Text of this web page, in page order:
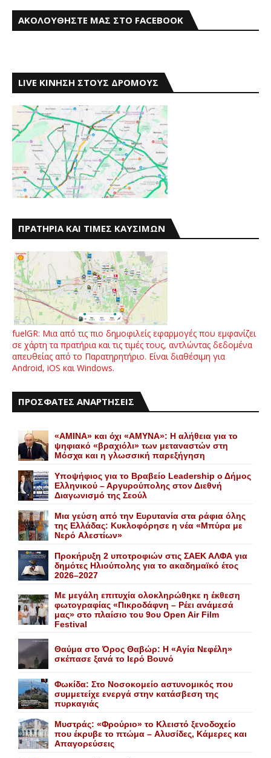
ΑΚΟΛΟΥΘΗΣΤΕ ΜΑΣ ΣΤΟ FACEBOOK
LIVE ΚΙΝΗΣΗ ΣΤΟΥΣ ΔΡΟΜΟΥΣ
ΠΡΑΤΗΡΙΑ ΚΑΙ ΤΙΜΕΣ ΚΑΥΣΙΜΩΝ
fuelGR: Μια από τις πιο δημοφιλείς εφαρμογές που εμφανίζει
σε χάρτη τα πρατήρια και τις τιμές τους, αντλώντας δεδομένα
απευθείας από το Παρατηρητήριο. Είναι διαθέσιμη για
Android, iOS και Windows.
ΠΡΟΣΦΑΤΕΣ ΑΝΑΡΤΗΣΕΙΣ
«AMINA» και όχι «ΑΜΥΝΑ»: Η αλήθεια για το
ψηφιακό «βραχιόλι» των μεταναστών στη
Μόσχα και η γλωσσική παρεξήγηση
Yποψήφιος για το Bραβείο Leadership ο Δήμος
Ελληνικού – Αργυρούπολης στον Διεθνή
Διαγωνισμό της Σεούλ
Mια γεύση από την Eυρυτανία στα ράφια όλης
της Ελλάδας: Κυκλοφόρησε η νέα «Μπύρα με
Nερό Aλεστίων»
Προκήρυξη 2 υποτροφιών στις ΣΑΕΚ ΑΛΦΑ για
δημότες Ηλιούπολης για το ακαδημαϊκό έτος
2026–2027
Με μεγάλη επιτυχία ολοκληρώθηκε η έκθεση
φωτογραφίας «Πικροδάφνη – Ρέει ανάμεσά
μας» στο πλαίσιο του 9ου Open Air Film
Festival
Θαύμα στο Όρος Θαβώρ: H «Aγία Nεφέλη»
σκέπασε ξανά το Iερό Bουνό
Φωκίδα: Στο Νοσοκομείο αστυνομικός που
συμμετείχε ενεργά στην κατάσβεση της
πυρκαγιάς
Mυστράς: «Φρούριο» το Kλειστό ξενοδοχείο
που έκρυβε το πτώμα – Aλυσίδες, Kάμερες και
Aπαγορεύσεις